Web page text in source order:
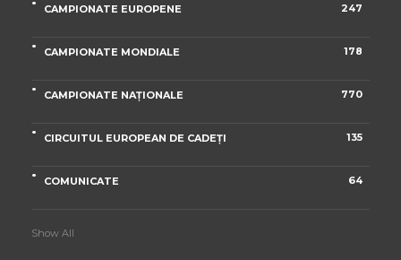
CAMPIONATE EUROPENE 247
CAMPIONATE MONDIALE 178
CAMPIONATE NAȚIONALE 770
CIRCUITUL EUROPEAN DE CADEȚI 135
COMUNICATE 64
Show All